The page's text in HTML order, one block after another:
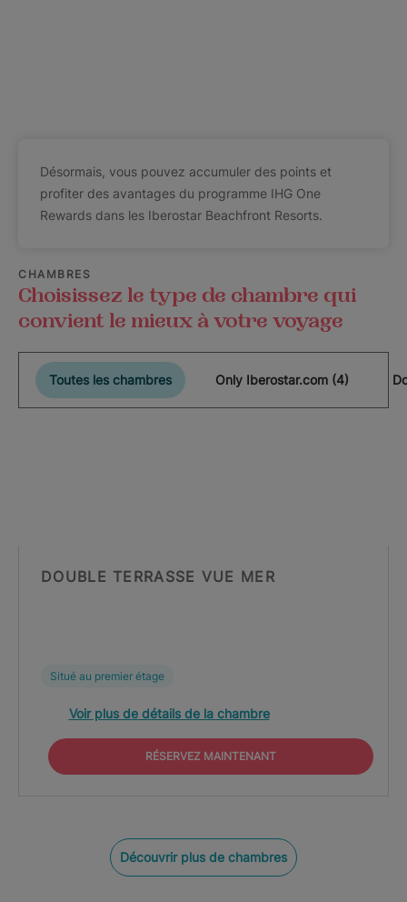
Désormais, vous pouvez accumuler des points et
profiter des avantages du programme IHG One
Rewards dans les Iberostar Beachfront Resorts.
CHAMBRES
Choisissez le type de chambre qui
convient le mieux à votre voyage
Toutes les chambres Only Iberostar.com (4)
DOUBLE TERRASSE VUE MER
Situé au premier étage
Voir plus de détails de la chambre
RÉSERVEZ MAINTENANT
Découvrir plus de chambres